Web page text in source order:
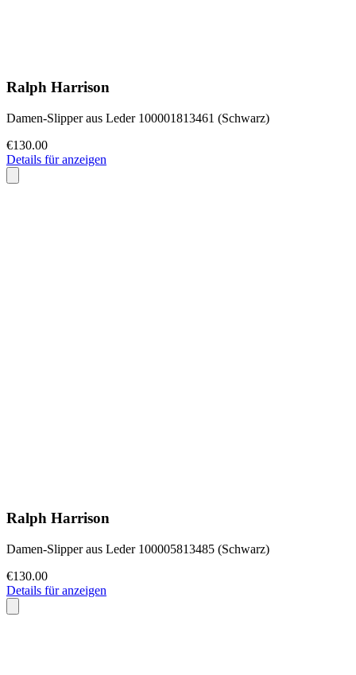
Ralph Harrison
Damen-Slipper aus Leder 100001813461 (Schwarz)
€130.00
Details für anzeigen
Ralph Harrison
Damen-Slipper aus Leder 100005813485 (Schwarz)
€130.00
Details für anzeigen